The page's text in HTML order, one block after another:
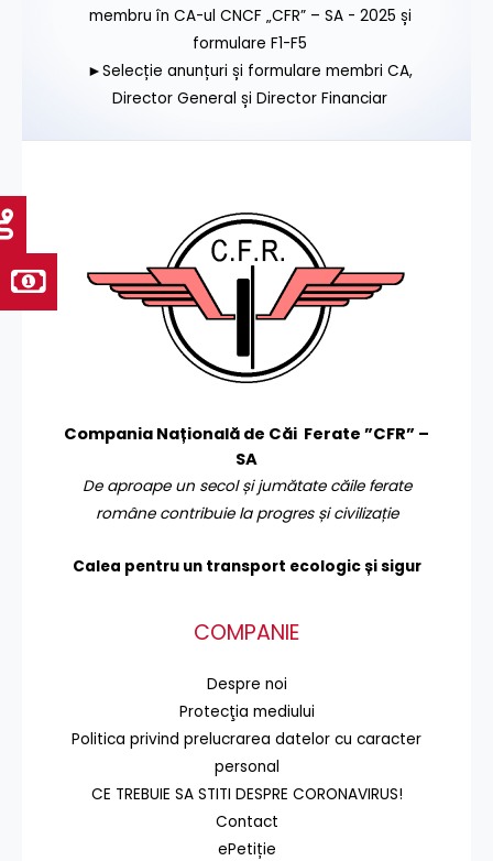
membru în CA-ul CNCF „CFR” – SA - 2025 și
formulare F1-F5
►Selecție anunțuri și formulare membri CA,
Director General și Director Financiar
Compania Națională de Căi Ferate ”CFR” –
SA
De aproape un secol și jumătate căile ferate
române contribuie la progres și civilizație
Calea pentru un transport ecologic și sigur
COMPANIE
Despre noi
Protecţia mediului
Politica privind prelucrarea datelor cu caracter
personal
CE TREBUIE SA STITI DESPRE CORONAVIRUS!
Contact
ePetiție